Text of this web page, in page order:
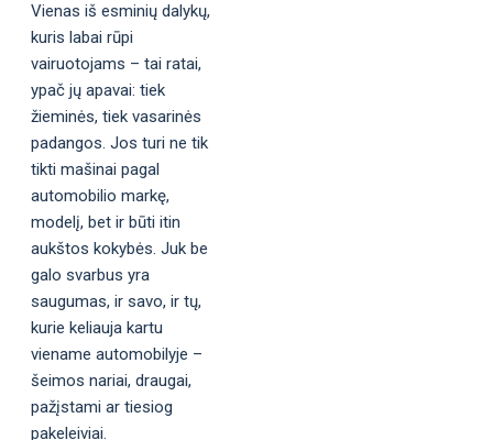
Vienas iš esminių dalykų,
kuris labai rūpi
vairuotojams – tai ratai,
ypač jų apavai: tiek
žieminės, tiek vasarinės
padangos. Jos turi ne tik
tikti mašinai pagal
automobilio markę,
modelį, bet ir būti itin
aukštos kokybės. Juk be
galo svarbus yra
saugumas, ir savo, ir tų,
kurie keliauja kartu
viename automobilyje –
šeimos nariai, draugai,
pažįstami ar tiesiog
pakeleiviai.